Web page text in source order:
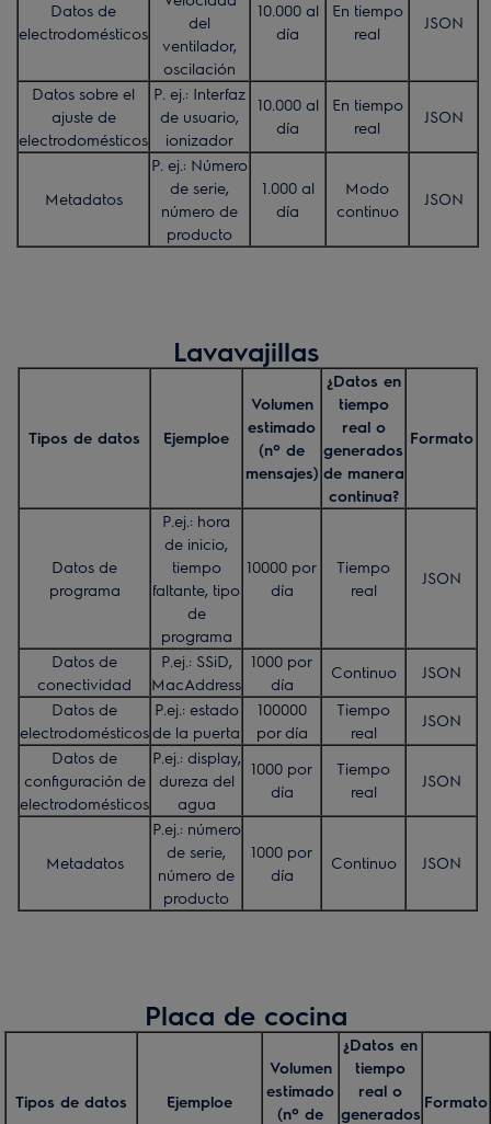
Datos de
electrodomésticos
del
ventilador,
oscilación
10.000 al
día
En tiempo
real
JSON
Datos sobre el
ajuste de
electrodomésticos
P. ej.: Interfaz
de usuario,
ionizador
10.000 al
día
En tiempo
real
JSON
Metadatos
P. ej.: Número
de serie,
número de
producto
1.000 al
día
Modo
continuo
JSON
Lavavajillas
Tipos de datos Ejemploe
Volumen
estimado
(nº de
mensajes)
¿Datos en
tiempo
real o
generados
de manera
continua?
Formato
Datos de
programa
P.ej.: hora
de inicio,
tiempo
faltante, tipo
de
programa
10000 por
día
Tiempo
real
JSON
Datos de
conectividad
P.ej.: SSiD,
MacAddress
1000 por
día
Continuo
JSON
Datos de
electrodomésticos
P.ej.: estado
de la puerta
100000
por día
Tiempo
real
JSON
Datos de
configuración de
electrodomésticos
P.ej.: display,
dureza del
agua
1000 por
día
Tiempo
real
JSON
Metadatos
P.ej.: número
de serie,
número de
producto
1000 por
día
Continuo JSON
Placa de cocina
Tipos de datos Ejemploe
Volumen
estimado
(nº de
¿Datos en
tiempo
real o
generados
Formato